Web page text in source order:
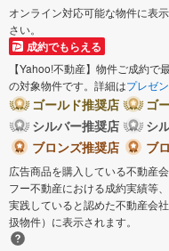
オンライン対応可能な物件に表
さい。
成約でもらえる
【Yahoo!不動産】物件ご成約で
の対象物件です。詳細はプレゼ
ゴールド推奨店
ゴ
シルバー推奨店
シ
ブロンズ推奨店
ブ
広告商品を購入している不動産
フー不動産における成約実績等
実践していると認めた不動産会
扱物件）に表示されます。